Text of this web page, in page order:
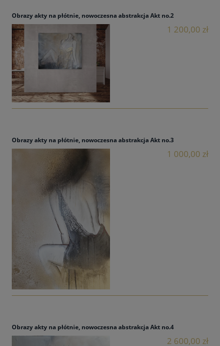
Obrazy akty na płótnie, nowoczesna abstrakcja Akt no.2
1 200,00 zł
Obrazy akty na płótnie, nowoczesna abstrakcja Akt no.3
1 000,00 zł
Obrazy akty na płótnie, nowoczesna abstrakcja Akt no.4
2 600,00 zł